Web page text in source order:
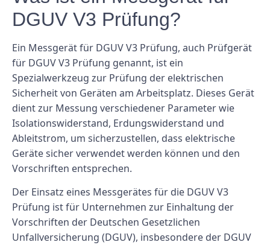
DGUV V3 Prüfung?
Ein Messgerät für DGUV V3 Prüfung, auch Prüfgerät
für DGUV V3 Prüfung genannt, ist ein
Spezialwerkzeug zur Prüfung der elektrischen
Sicherheit von Geräten am Arbeitsplatz. Dieses Gerät
dient zur Messung verschiedener Parameter wie
Isolationswiderstand, Erdungswiderstand und
Ableitstrom, um sicherzustellen, dass elektrische
Geräte sicher verwendet werden können und den
Vorschriften entsprechen.
Der Einsatz eines Messgerätes für die DGUV V3
Prüfung ist für Unternehmen zur Einhaltung der
Vorschriften der Deutschen Gesetzlichen
Unfallversicherung (DGUV), insbesondere der DGUV